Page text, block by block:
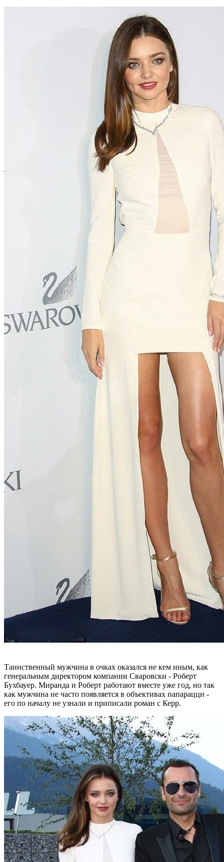
Таинственный мужчина в очках оказался не кем иным, как
генеральным директором компании Сваровски - Роберт
Бухбауер. Миранда и Роберт работают вместе уже год, но так
как мужчина не часто появляется в объективах папарацци -
его по началу не узнали и приписали роман с Керр.